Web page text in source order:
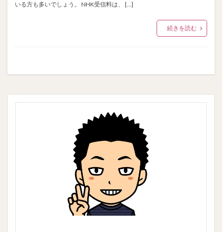
いる方も多いでしょう。 NHK受信料は、 […]
続きを読む